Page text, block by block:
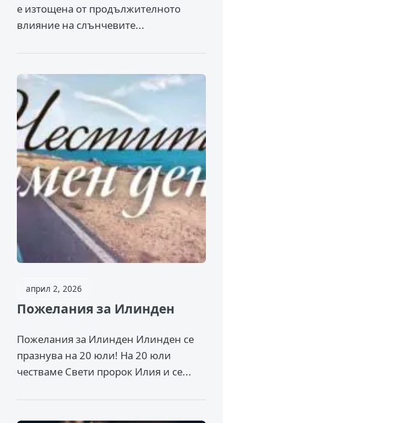
е изтощена от продължителното
влияние на слънчевите...
април 2, 2026
Пожелания за Илинден
Пожелания за Илинден Илинден се
празнува на 20 юли! На 20 юли
честваме Свети пророк Илия и се...